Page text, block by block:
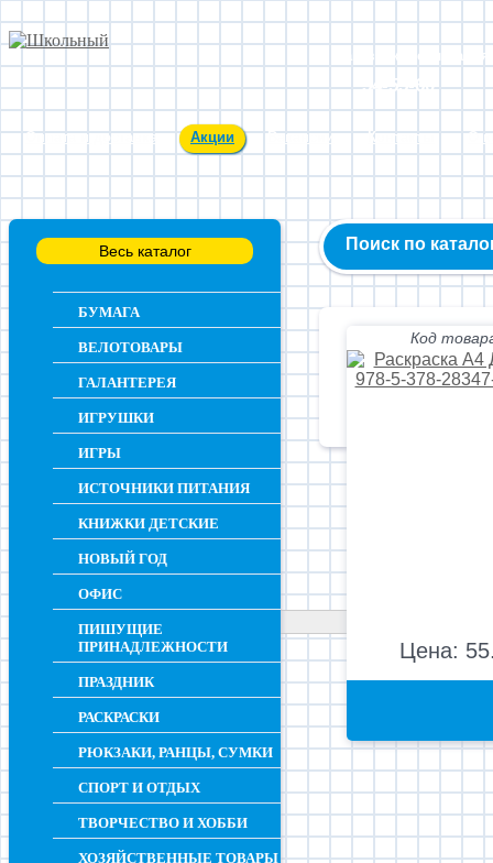
Заказ и консультация:
54-55-60
Оплата и доставка Акции Вакансии Контакты О
Весь каталог
БУМАГА
ВЕЛОТОВАРЫ
ГАЛАНТЕРЕЯ
ИГРУШКИ
ИГРЫ
ИСТОЧНИКИ ПИТАНИЯ
КНИЖКИ ДЕТСКИЕ
НОВЫЙ ГОД
ОФИС
ПИШУЩИЕ
ПРИНАДЛЕЖНОСТИ
ПРАЗДНИК
РАСКРАСКИ
РЮКЗАКИ, РАНЦЫ, СУМКИ
СПОРТ И ОТДЫХ
ТВОРЧЕСТВО И ХОББИ
ХОЗЯЙСТВЕННЫЕ ТОВАРЫ
Поиск по
Код
Цена: